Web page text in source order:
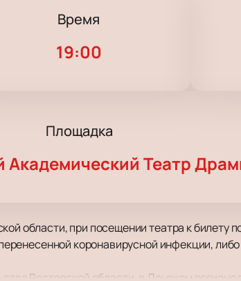
Время
19:00
Площадка
Академический Театр
области, при посещении театра к билету
коронавирусной инфекции,
Ростовской области, в Донском регионе